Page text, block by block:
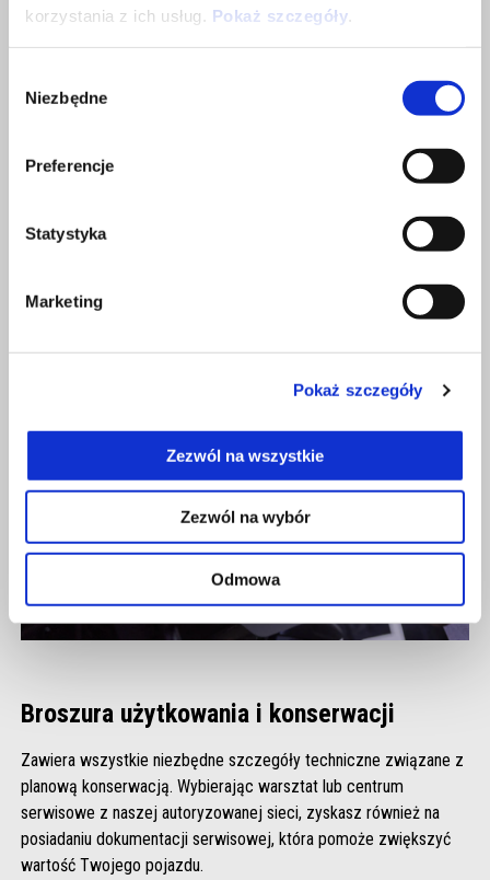
korzystania z ich usług. Pokaż szczegóły.
zgody
Niezbędne
Preferencje
Statystyka
Marketing
Pokaż szczegóły
Zezwól na wszystkie
Zezwól na wybór
Odmowa
Okresy międzyobsługowe różnią się w zależności od pojazdu,
harmonogramu przeglądów lub przejrzenie podręcznika / dziennika
Broszura użytkowania i konserwacji
Zawiera wszystkie niezbędne szczegóły techniczne związane z
planową konserwacją. Wybierając warsztat lub centrum
serwisowe z naszej autoryzowanej sieci, zyskasz również na
posiadaniu dokumentacji serwisowej, która pomoże zwiększyć
wartość Twojego pojazdu.